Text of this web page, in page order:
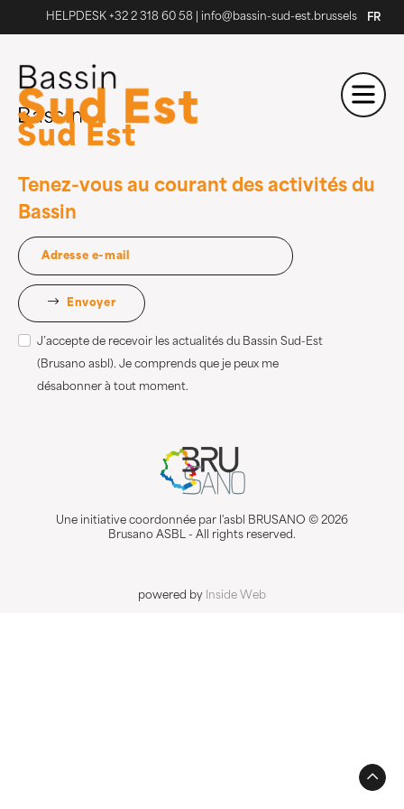
HELPDESK +32 2 318 60 58 info@bassin-sud-est.brussels FR
Tenez-vous au courant des activités du
Bassin
Envoyer
J’accepte de recevoir les actualités du Bassin Sud-Est
(Brusano asbl). Je comprends que je peux me
désabonner à tout moment.
Une initiative coordonnée par l'asbl BRUSANO © 2026
Brusano ASBL - All rights reserved.
powered by Inside Web